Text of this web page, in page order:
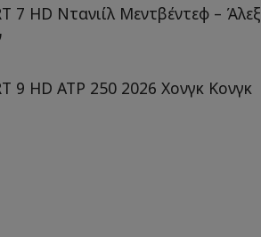
7 HD Ντανιίλ Μεντβέντεφ – Άλεξ
9 HD ATP 250 2026 Χονγκ Κονγκ